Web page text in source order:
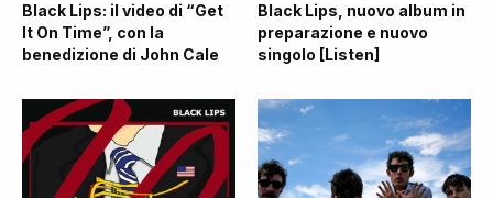
Black Lips: il video di “Get
It On Time”, con la
benedizione di John Cale
Black Lips, nuovo album in
preparazione e nuovo
singolo [Listen]